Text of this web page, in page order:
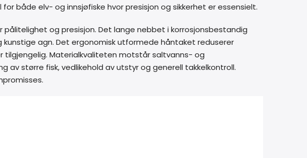
både elv- og innsjøfiske hvor presisjon og sikkerhet er essensielt.
pålitelighet og presisjon. Det lange nebbet i korrosjonsbestandig
agn. Det ergonomisk utformede håntaket reduserer
Materialkvaliteten motstår saltvanns- og
større fisk, vedlikehold av utstyr og generell takkelkontroll.